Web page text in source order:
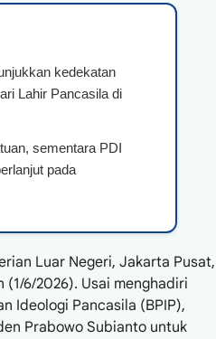
kedekatan
Lahir Pancasila di
sementara PDI
pada
Luar Negeri, Jakarta Pusat,
6/2026). Usai menghadiri
Ideologi Pancasila (BPIP),
Prabowo Subianto untuk